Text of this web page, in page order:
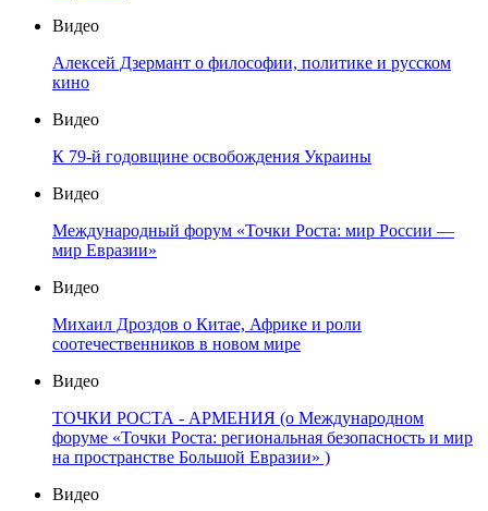
Видео
Алексей Дзермант о философии, политике и русском
кино
Видео
К 79-й годовщине освобождения Украины
Видео
Международный форум «Точки Роста: мир России —
мир Евразии»
Видео
Михаил Дроздов о Китае, Африке и роли
соотечественников в новом мире
Видео
ТОЧКИ РОСТА - АРМЕНИЯ (о Международном
форуме «Точки Роста: региональная безопасность и мир
на пространстве Большой Евразии» )
Видео